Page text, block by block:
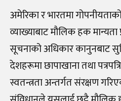
अमेरिका र भारतमा
व्याख्याबाट मौलिक हक मान्यता
सूचनाको अधिकार कानुनबाट
देशहरूमा छापाखाना तथा
स्वतन्त्रता अन्तर्गत संरक्षण